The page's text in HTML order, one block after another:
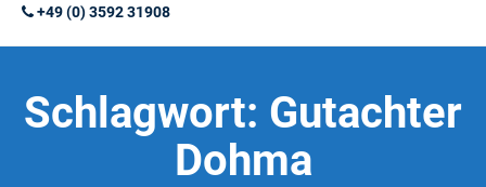
+49 (0) 3592 31908
Schlagwort: Gutachter
Dohma